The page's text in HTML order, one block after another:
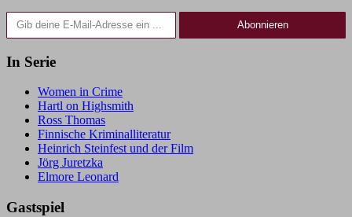
Gib deine E-Mail-Adresse ein ...
Abonnieren
In Serie
Women in Crime
Hartl on Highsmith
Ross Thomas
Finnische Kriminalliteratur
Heinrich Steinfest und der Film
Jörg Juretzka
Elmore Leonard
Gastspiel